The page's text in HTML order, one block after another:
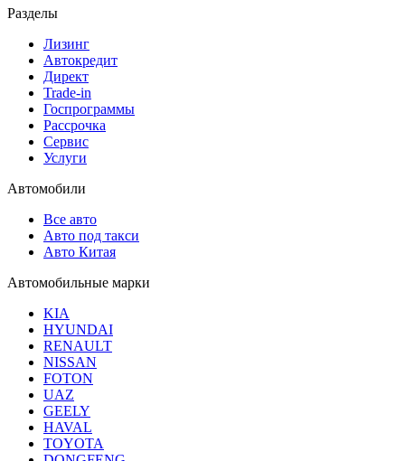
Разделы
Лизинг
Автокредит
Директ
Trade-in
Госпрограммы
Рассрочка
Сервис
Услуги
Автомобили
Все авто
Авто под такси
Авто Китая
Автомобильные марки
KIA
HYUNDAI
RENAULT
NISSAN
FOTON
UAZ
GEELY
HAVAL
TOYOTA